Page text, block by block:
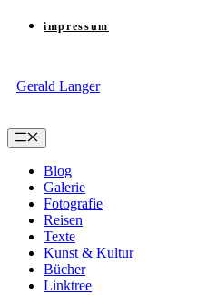
impressum
Gerald Langer
Menü
Blog
Galerie
Fotografie
Reisen
Texte
Kunst & Kultur
Bücher
Linktree